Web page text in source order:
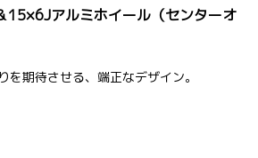
アルミホイール（センターオ
を期待させる、端正なデザイン。